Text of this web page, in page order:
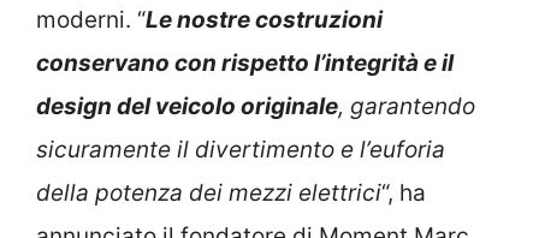
moderni. “Le nostre costruzioni
conservano con rispetto l’integrità e il
design del veicolo originale, garantendo
sicuramente il divertimento e l’euforia
della potenza dei mezzi elettrici“, ha